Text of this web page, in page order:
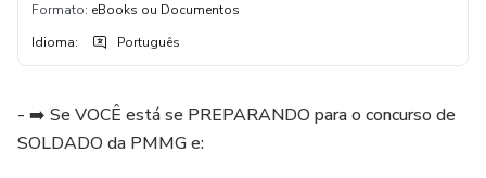
Formato: eBooks ou Documentos
Idioma: Português
- ➡️ Se VOCÊ está se PREPARANDO para o concurso de
SOLDADO da PMMG e: